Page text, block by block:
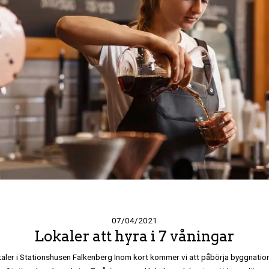
07/04/2021
Lokaler att hyra i 7 våningar
i Stationshusen Falkenberg Inom kort kommer vi att påbörja